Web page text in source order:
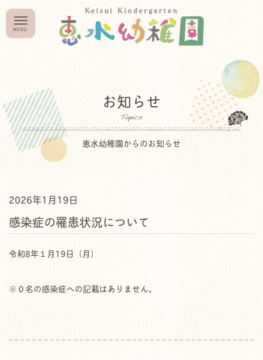
お知らせ
恵水幼稚園からのお知らせ
2026年1月19日
感染症の罹患状況について
令和8年１月19日（月）
※０名の感染症への記載はありません。